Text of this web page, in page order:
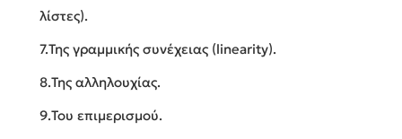
λίστες).
7.Της γραμμικής συνέχειας (linearity).
8.Της αλληλουχίας.
9.Του επιμερισμού.